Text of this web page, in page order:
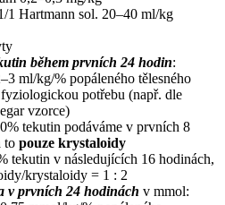
1 Hartmann sol. 20–40 ml/kg
během prvních 24 hodin:
ml/kg/% popáleného tělesného
potřebu (např. dle
vzorce)
tekutin podáváme v prvních 8
to pouze krystaloidy
tekutin v následujících 16 hodinách,
krystaloidy = 1 : 2
v prvních 24 hodinách v mmol: